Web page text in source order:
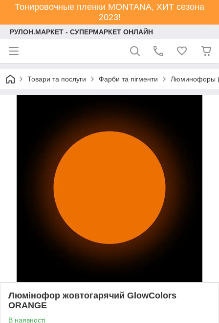
Тонировочные пленки MONTANA, ХИТ сезона
2023!
РУЛОН.МАРКЕТ - СУПЕРМАРКЕТ ОНЛАЙН
Товари та послуги Фарби та пігменти Люминофоры
Люмінофор жовтогарячий GlowColors
ORANGE
В наявності